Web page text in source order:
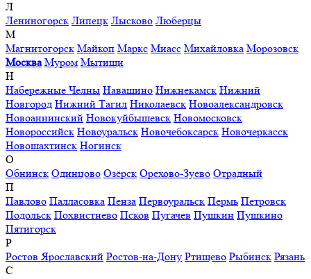
Л
Лениногорск Липецк Лысково Люберцы
М
Магнитогорск Майкоп Маркс Миасс Михайловка Морозовск
Москва Муром Мытищи
Н
Набережные Челны Навашино Нижнекамск Нижний
Новгород Нижний Тагил Николаевск Новоалександровск
Новоаннинский Новокуйбышевск Новомосковск
Новороссийск Новоуральск Новочебоксарск Новочеркасск
Новошахтинск Ногинск
О
Обнинск Одинцово Озёрск Орехово-Зуево Отрадный
П
Павлово Палласовка Пенза Первоуральск Пермь Петровск
Подольск Похвистнево Псков Пугачев Пушкин Пушкино
Пятигорск
Р
Ростов Ярославский Ростов-на-Дону Ртищево Рыбинск Рязань
С